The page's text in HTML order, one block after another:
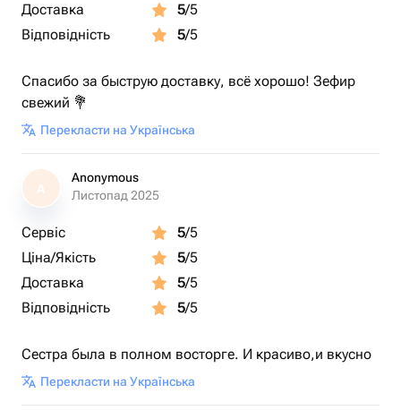
Доставка
5/5
Відповідність
5/5
Спасибо за быструю доставку, всё хорошо! Зефир
свежий 💐
Перекласти на Українська
A
Anonymous
Листопад 2025
Сервіс 5/5
Ціна/Якість
5/5
Доставка
5/5
Відповідність
5/5
Сестра была в полном восторге. И красиво,и вкусно
Перекласти на Українська